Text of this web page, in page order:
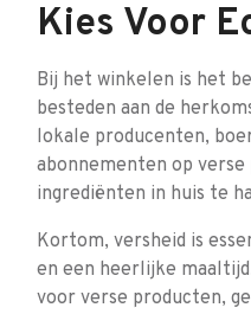
Kies Voor
Bij het winkelen is het
besteden aan de
lokale producenten,
abonnementen op
ingrediënten in huis te
Kortom, versheid is
en een heerlijke
voor verse producten,